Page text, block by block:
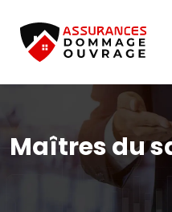
Maîtres du